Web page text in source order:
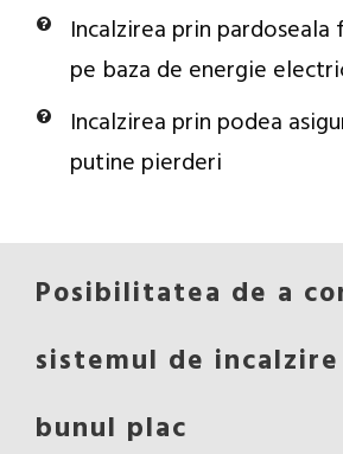
Incalzirea prin pardoseala
pe baza de energie
Incalzirea prin podea
putine pierderi
Posibilitatea de a
sistemul de
bunul plac